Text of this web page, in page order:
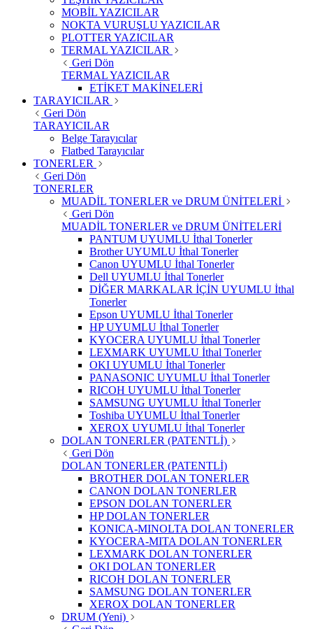
MOBİL YAZICILAR
NOKTA VURUŞLU YAZICILAR
PLOTTER YAZICILAR
TERMAL YAZICILAR
Geri Dön
TERMAL YAZICILAR
ETİKET MAKİNELERİ
TARAYICILAR
Geri Dön
TARAYICILAR
Belge Tarayıcılar
Flatbed Tarayıcılar
TONERLER
Geri Dön
TONERLER
MUADİL TONERLER ve DRUM ÜNİTELERİ
Geri Dön
MUADİL TONERLER ve DRUM ÜNİTELERİ
PANTUM UYUMLU İthal Tonerler
Brother UYUMLU İthal Tonerler
Canon UYUMLU İthal Tonerler
Dell UYUMLU İthal Tonerler
DİĞER MARKALAR İÇİN UYUMLU İthal
Tonerler
Epson UYUMLU İthal Tonerler
HP UYUMLU İthal Tonerler
KYOCERA UYUMLU İthal Tonerler
LEXMARK UYUMLU İthal Tonerler
OKI UYUMLU İthal Tonerler
PANASONIC UYUMLU İthal Tonerler
RICOH UYUMLU İthal Tonerler
SAMSUNG UYUMLU İthal Tonerler
Toshiba UYUMLU İthal Tonerler
XEROX UYUMLU İthal Tonerler
DOLAN TONERLER (PATENTLİ)
Geri Dön
DOLAN TONERLER (PATENTLİ)
BROTHER DOLAN TONERLER
CANON DOLAN TONERLER
EPSON DOLAN TONERLER
HP DOLAN TONERLER
KONICA-MINOLTA DOLAN TONERLER
KYOCERA-MITA DOLAN TONERLER
LEXMARK DOLAN TONERLER
OKI DOLAN TONERLER
RICOH DOLAN TONERLER
SAMSUNG DOLAN TONERLER
XEROX DOLAN TONERLER
DRUM (Yeni)